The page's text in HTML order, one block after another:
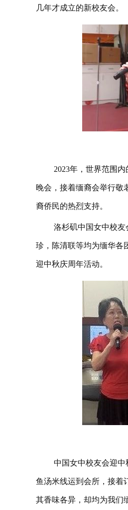
几年才成立的新校友会。
2023年，世界范围
晚会，接着缅裔会举行敬
裔侨民的热烈支持。
洛杉矶中国女中校
珍，陈清联等均为缅华各
迎中秋庆周年活动。
中国女中校友会迎
鱼汤米线运到会所，接着
其香味各异，却均为我们